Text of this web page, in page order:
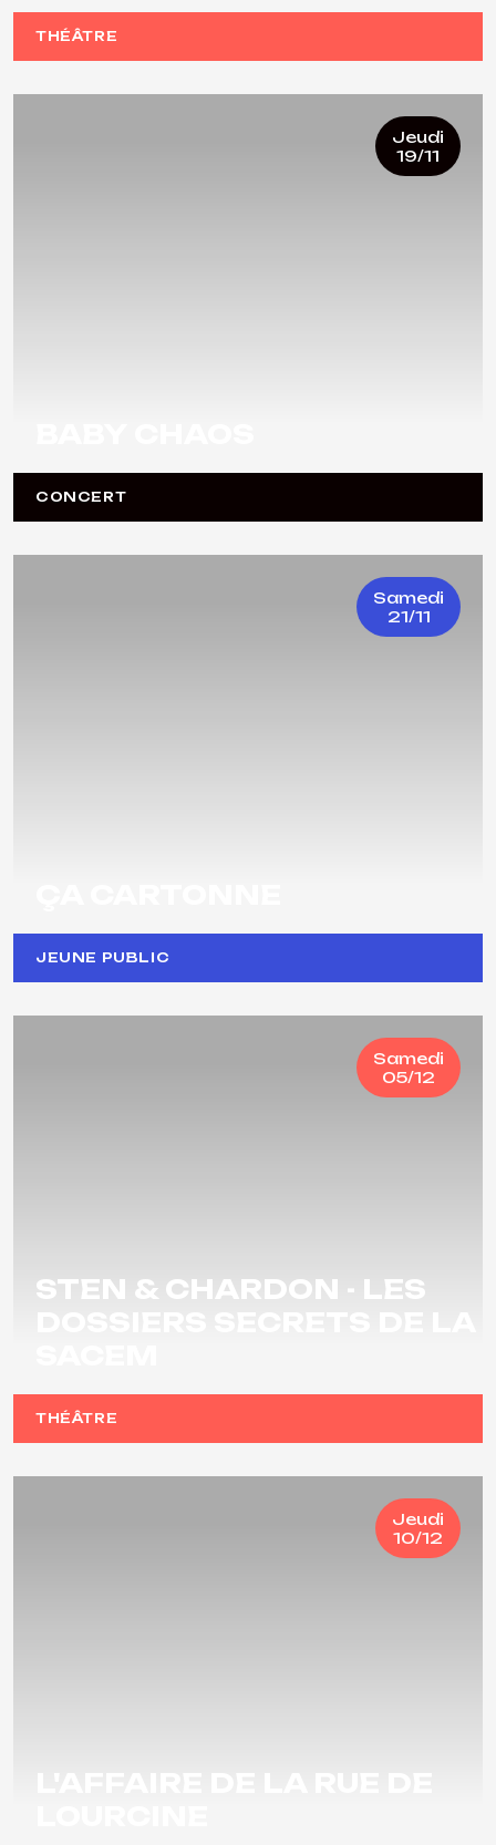
THÉÂTRE
Jeudi
19/11
CONCERT
Samedi
21/11
JEUNE PUBLIC
Samedi
05/12
STEN & CHARDON - LES
THÉÂTRE
Jeudi
10/12